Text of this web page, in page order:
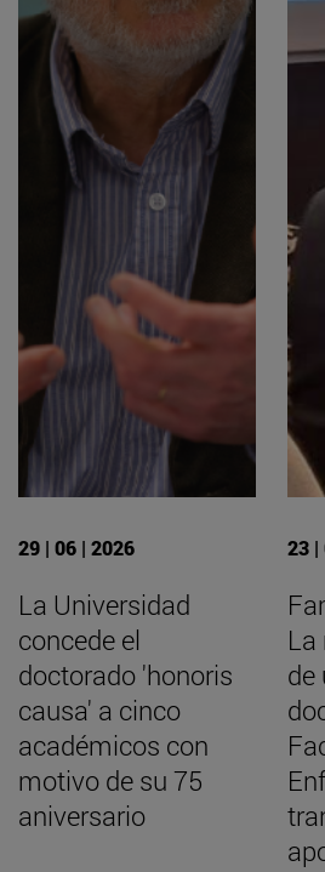
29 | 06 | 2026
La Universidad
concede el
doctorado 'honoris
causa' a cinco
académicos con
motivo de su 75
aniversario
23 |
La
de